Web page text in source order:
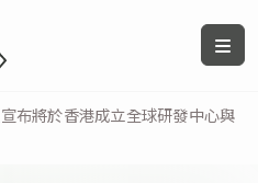
布將於香港成立全球研發中心與